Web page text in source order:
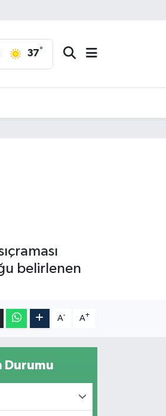
37°
belirlenen
A- A+
Durumu